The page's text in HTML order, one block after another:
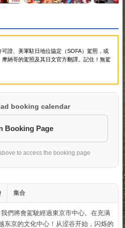
證、美軍駐日地位協定（SOFA）駕照，或
納哥的駕照及其日文官方翻譯。記住！無駕
booking calendar
Booking Page
to access the booking page
集合
們將會駕駛經過東京市中心。在充满
东京的文化中心！从涩谷开始，闪烁的